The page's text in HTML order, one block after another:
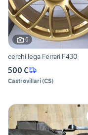
6
cerchi lega Ferrari F430
500 €
Castrovillari(CS)